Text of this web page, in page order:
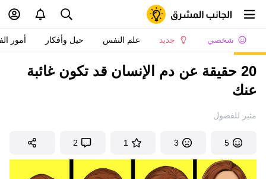
شخصي جديد علم النفس حيل وأفكار أمور
20 حقيقة عن دم الإنسان قد تكون غائبة
عنك
مثير للفضول
5
3
1
2